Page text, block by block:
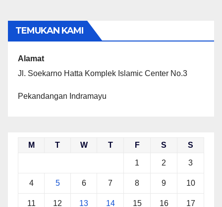
TEMUKAN KAMI
Alamat
Jl. Soekarno Hatta Komplek Islamic Center No.3
Pekandangan Indramayu
M T W T F S S
1 2 3
4 5 6 7 8 9 10
11 12 13 14 15 16 17